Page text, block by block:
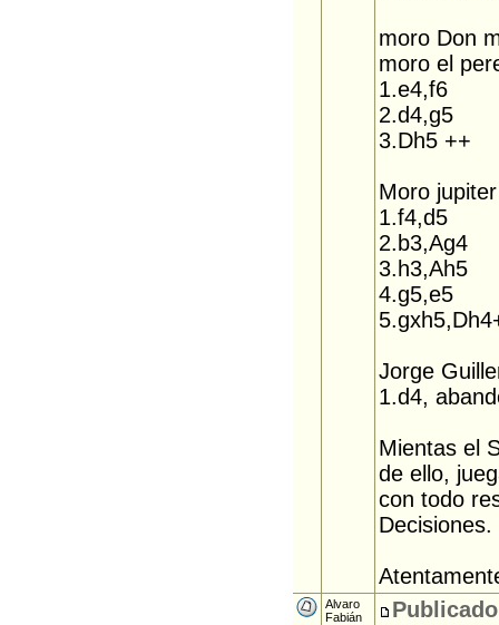
moro Don
moro el
1.e4,f6
2.d4,g5
3.Dh5 ++
Moro jupiter
1.f4,d5
2.b3,Ag4
3.h3,Ah5
4.g5,e5
Jorge
1.d4,
Mientas el
de ello,
con todo
Decisiones.
Alvaro
Fabián